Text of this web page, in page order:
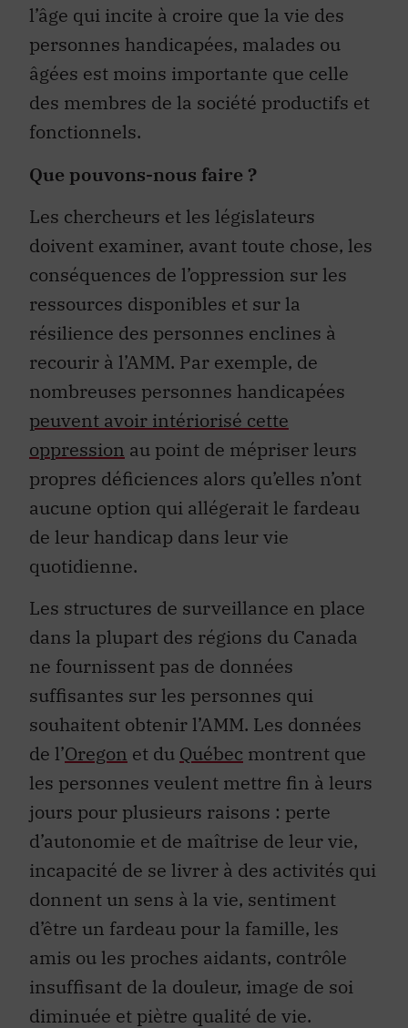
l’âge qui incite à croire que la vie des
personnes handicapées, malades ou
âgées est moins importante que celle
des membres de la société productifs et
fonctionnels.
Que pouvons-nous faire ?
Les chercheurs et les législateurs
doivent examiner, avant toute chose, les
conséquences de l’oppression sur les
ressources disponibles et sur la
résilience des personnes enclines à
recourir à l’AMM. Par exemple, de
nombreuses personnes handicapées
peuvent avoir intériorisé cette
oppression au point de mépriser leurs
propres déficiences alors qu’elles n’ont
aucune option qui allégerait le fardeau
de leur handicap dans leur vie
quotidienne.
Les structures de surveillance en place
dans la plupart des régions du Canada
ne fournissent pas de données
suffisantes sur les personnes qui
souhaitent obtenir l’AMM. Les données
de l’Oregon et du Québec montrent que
les personnes veulent mettre fin à leurs
jours pour plusieurs raisons : perte
d’autonomie et de maîtrise de leur vie,
incapacité de se livrer à des activités qui
donnent un sens à la vie, sentiment
d’être un fardeau pour la famille, les
amis ou les proches aidants, contrôle
insuffisant de la douleur, image de soi
diminuée et piètre qualité de vie.